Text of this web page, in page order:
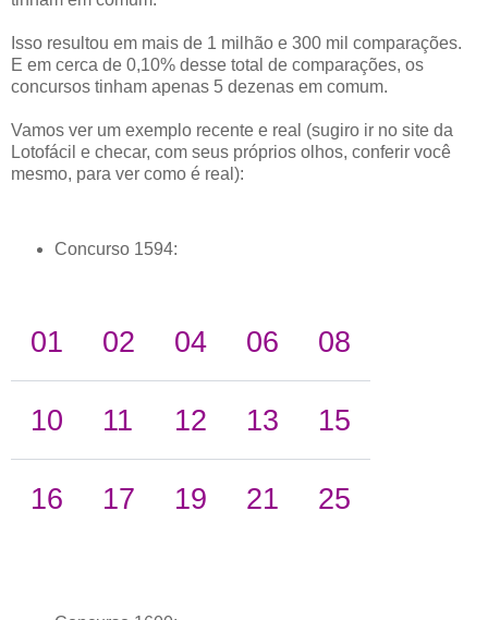
Isso resultou em mais de 1 milhão e 300 mil comparações.
E em cerca de 0,10% desse total de comparações, os
concursos tinham apenas 5 dezenas em comum.
Vamos ver um exemplo recente e real (sugiro ir no site da
Lotofácil e checar, com seus próprios olhos, conferir você
mesmo, para ver como é real):
Concurso 1594:
01 02 04 06 08
10 11 12 13 15
16 17 19 21 25